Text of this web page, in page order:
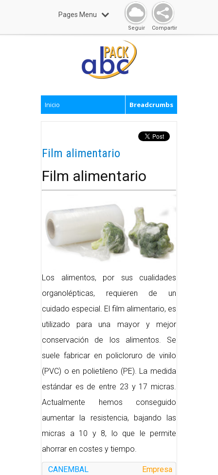
Pages Menu
Compartir
Seguir
Inicio Breadcrumbs
Film alimentario
Film alimentario
Los alimentos, por sus cualidades
organolépticas, requieren de un
cuidado especial. El film alimentario, es
utilizado para una mayor y mejor
conservación de los alimentos. Se
suele fabricar en policloruro de vinilo
(PVC) o en polietileno (PE). La medida
estándar es de entre 23 y 17 micras.
Actualmente hemos conseguido
aumentar la resistencia, bajando las
micras a 10 y 8, lo que le permite
ahorrar en costes y tiempo.
Empresa
CANEMBAL